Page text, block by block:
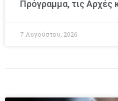
Πρόγραμμα, τις Αρχές
7 Αυγούστου, 2026